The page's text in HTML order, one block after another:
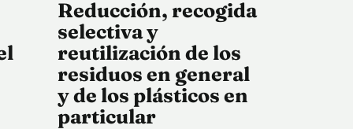
Reducción, recogida
selectiva y
reutilización de los
residuos en general
y de los plásticos en
particular